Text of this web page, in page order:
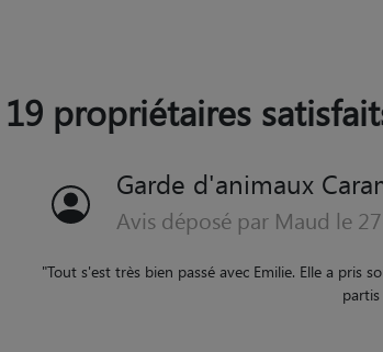
propriétaires
Garde d'animaux
Avis déposé par Julie le
"Emilie a un bon contact avec les chats. Elle s'est
les chats n'aient pas trop